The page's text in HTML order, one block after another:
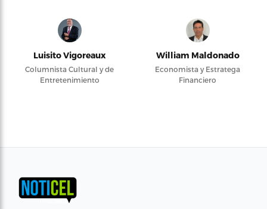
Luisito Vigoreaux
Columnista Cultural y de
Entretenimiento
William Maldonado
Economista y Estratega
Financiero